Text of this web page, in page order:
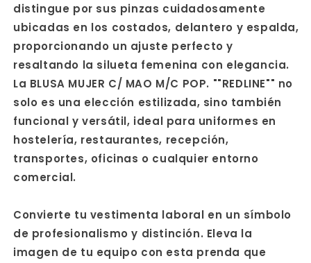
distingue por sus pinzas cuidadosamente
ubicadas en los costados, delantero y espalda,
proporcionando un ajuste perfecto y
resaltando la silueta femenina con elegancia.
La BLUSA MUJER C/ MAO M/C POP. ""REDLINE"" no
solo es una elección estilizada, sino también
funcional y versátil, ideal para uniformes en
hostelería, restaurantes, recepción,
transportes, oficinas o cualquier entorno
comercial.
Convierte tu vestimenta laboral en un símbolo
de profesionalismo y distinción. Eleva la
imagen de tu equipo con esta prenda que